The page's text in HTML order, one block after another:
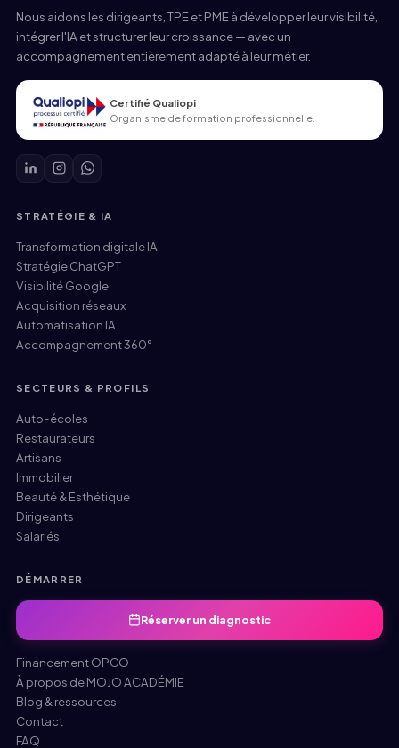
Nous aidons les dirigeants, TPE et PME à développer leur visibilité,
intégrer l'IA et structurer leur croissance — avec un
accompagnement entièrement adapté à leur métier.
Certifié Qualiopi
Organisme de formation professionnelle.
STRATÉGIE & IA
Transformation digitale IA
Stratégie ChatGPT
Visibilité Google
Acquisition réseaux
Automatisation IA
Accompagnement 360°
SECTEURS & PROFILS
Auto-écoles
Restaurateurs
Artisans
Immobilier
Beauté & Esthétique
Dirigeants
Salariés
DÉMARRER
Réserver un diagnostic
Financement OPCO
À propos de MOJO ACADÉMIE
Blog & ressources
Contact
FAQ